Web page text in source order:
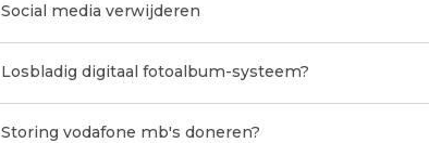
Social media verwijderen
Losbladig digitaal fotoalbum-systeem?
Storing vodafone mb's doneren?